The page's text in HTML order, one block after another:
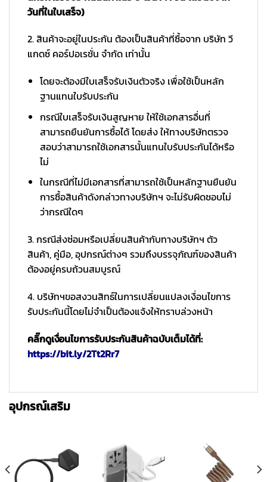
วันที่ในใบเสร็จ)
2. สินค้าจะอยู่ในประกัน ต้องเป็นสินค้าที่ซื้อจาก บริษัท วี
แกดซ์ คอร์ปอเรชั่น จำกัด เท่านั้น
โดยจะต้องมีใบเสร็จรับเงินตัวจริง เพื่อใช้เป็นหลัก
ฐานแทนใบรับประกัน
กรณีใบเสร็จรับเงินสูญหาย ให้ใช้เอกสารอื่นที่
สามารถยืนยันการซื้อได้ โดยส่ง ให้ทางบริษัทตรวจ
สอบว่าสามารถใช้เอกสารนั้นแทนใบรับประกันได้หรือ
ไม่
ในกรณีที่ไม่มีเอกสารที่สามารถใช้เป็นหลักฐานยืนยัน
การซื้อสินค้าดังกล่าวทางบริษัทฯ จะไม่รับผิดชอบไม่
ว่ากรณีใดๆ
3. กรณีส่งซ่อมหรือเปลี่ยนสินค้ากับทางบริษัทฯ ตัว
สินค้า, คู่มือ, อุปกรณ์ต่างๆ รวมถึงบรรจุภัณฑ์ของสินค้า
ต้องอยู่ครบถ้วนสมบูรณ์
4. บริษัทฯขอสงวนสิทธ์ในการเปลี่ยนแปลงเงื่อนไขการ
รับประกันนี้โดยไม่จำเป็นต้องแจ้งให้ทราบล่วงหน้า
คลิ๊กดูเงื่อนไขการรับประกันสินค้าฉบับเต็มได้ที่:
https://bit.ly/2Tt2Rr7
อุปกรณ์เสริม